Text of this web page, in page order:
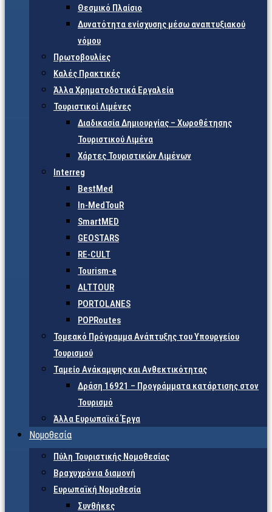
Θεσμικό Πλαίσιο
Δυνατότητα ενίσχυσης μέσω αναπτυξιακού
νόμου
Πρωτοβουλίες
Καλές Πρακτικές
Άλλα Χρηματοδοτικά Εργαλεία
Τουριστικοί Λιμένες
Διαδικασία Δημιουργίας – Χωροθέτησης
Τουριστικού Λιμένα
Χάρτες Τουριστικών Λιμένων
Interreg
BestMed
In-MedTouR
SmartMED
GEOSTARS
RE-CULT
Tourism-e
ALTTOUR
PORTOLANES
POPRoutes
Τομεακό Πρόγραμμα Ανάπτυξης του Υπουργείου
Τουρισμού
Ταμείο Ανάκαμψης και Ανθεκτικότητας
Δράση 16921 – Προγράμματα κατάρτισης στον
Τουρισμό
Άλλα Ευρωπαϊκά Έργα
Νομοθεσία
Πύλη Τουριστικής Νομοθεσίας
Βραχυχρόνια διαμονή
Ευρωπαϊκή Νομοθεσία
Συνθήκες